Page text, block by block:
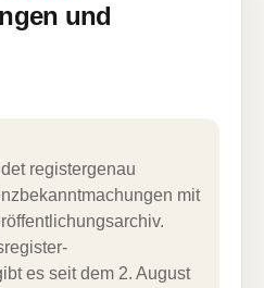
und
registergenau
mit
es seit dem 2. August